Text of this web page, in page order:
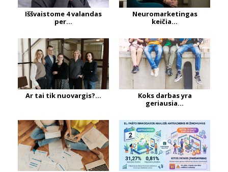
Iššvaistome 4 valandas
per...
Neuromarketingas
keičia...
Ar tai tik nuovargis?...
Koks darbas yra
geriausia...